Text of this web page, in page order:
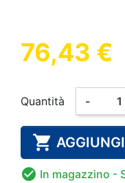
76,43 €
Quantità -

 In magazzino -